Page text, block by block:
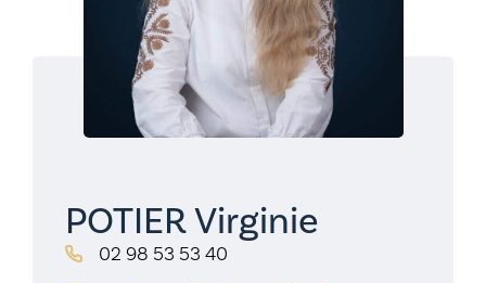
POTIER Virginie
02 98 53 53 40